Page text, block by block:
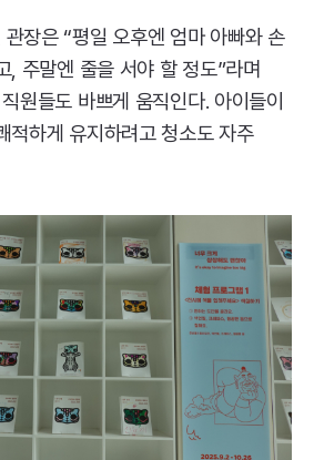
장은 “평일 오후엔 엄마 아빠와 손
, 주말엔 줄을 서야 할 정도”라며
원들도 바쁘게 움직인다. 아이들이
적하게 유지하려고 청소도 자주